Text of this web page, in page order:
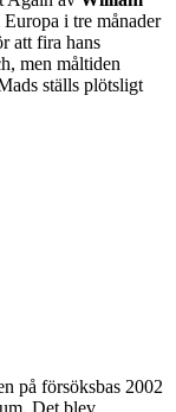
i tre månader
att fira hans
men måltiden
ställs plötsligt
på försöksbas 2002